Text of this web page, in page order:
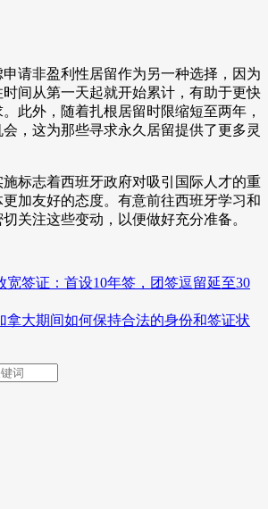
请非盈利性居留作为另一种选择，因为
间从第一天起就开始累计，有助于更快
此外，随着扎根居留时限缩短至两年，
，这为那些寻求永久居留提供了更多灵
标志着西班牙政府对吸引国际人才的重
加友好的态度。有意前往西班牙学习和
关注这些变动，以便做好充分准备。
宽签证：首设10年签，团签逗留延至30
拿大期间如何保持合法的身份和签证状